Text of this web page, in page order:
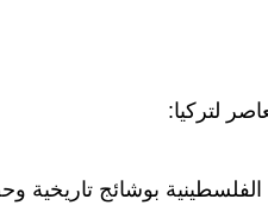
لتركيا:
الفلسطينية بوشائج